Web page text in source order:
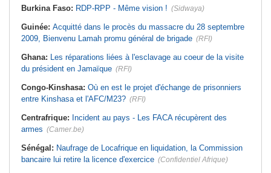
Burkina Faso: RDP-RPP - Même vision ! (Sidwaya)
Guinée: Acquitté dans le procès du massacre du 28 septembre
2009, Bienvenu Lamah promu général de brigade (RFI)
Ghana: Les réparations liées à l'esclavage au coeur de la visite
du président en Jamaïque (RFI)
Congo-Kinshasa: Où en est le projet d'échange de prisonniers
entre Kinshasa et l'AFC/M23? (RFI)
Centrafrique: Incident au pays - Les FACA récupèrent des
armes (Camer.be)
Sénégal: Naufrage de Locafrique en liquidation, la Commission
bancaire lui retire la licence d'exercice (Confidentiel Afrique)